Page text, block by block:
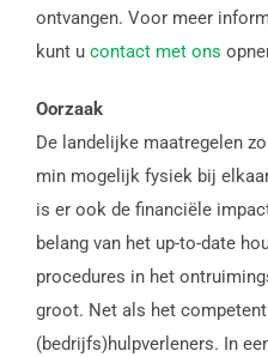
ontvangen. Voor meer
kunt u contact met ons
Oorzaak
De landelijke maatregelen
min mogelijk fysiek bij
is er ook de financiële
belang van het up-to-date
procedures in het
groot. Net als het
(bedrijfs)hulpverleners. In